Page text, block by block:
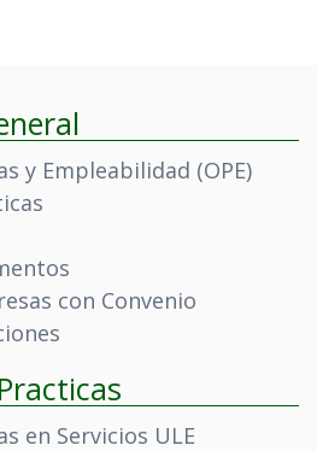
y Empleabilidad (OPE)
con Convenio
en Servicios ULE